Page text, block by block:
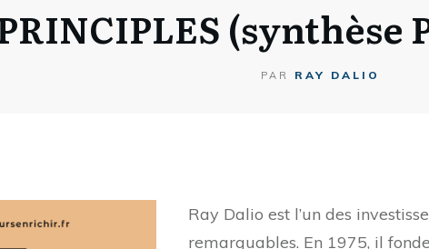
(synthèse
PAR RAY DALIO
Ray Dalio est l’un des
remarquables. En 1975, il